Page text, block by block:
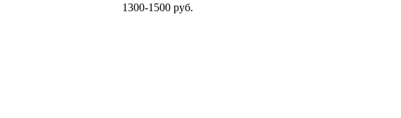
1300-1500 руб.